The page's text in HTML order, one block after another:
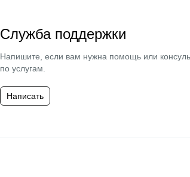
Служба поддержки
Напишите, если вам нужна помощь или
по услугам.
Написать